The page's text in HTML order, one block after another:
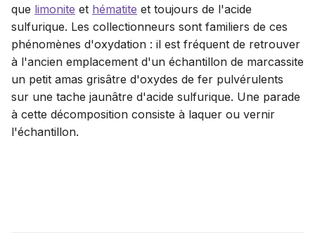
que limonite et hématite et toujours de l'acide
sulfurique. Les collectionneurs sont familiers de ces
phénomènes d'oxydation : il est fréquent de retrouver
à l'ancien emplacement d'un échantillon de marcassite
un petit amas grisâtre d'oxydes de fer pulvérulents
sur une tache jaunâtre d'acide sulfurique. Une parade
à cette décomposition consiste à laquer ou vernir
l'échantillon.